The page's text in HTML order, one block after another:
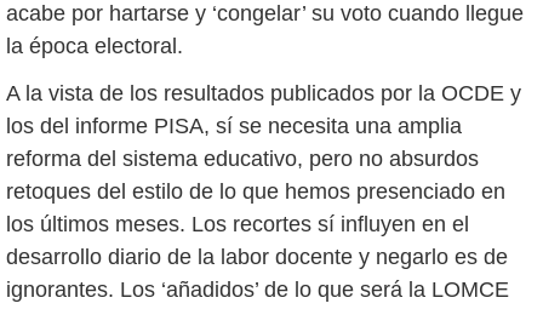
acabe por hartarse y ‘congelar’ su voto cuando llegue
la época electoral.
A la vista de los resultados publicados por la OCDE y
los del informe PISA, sí se necesita una amplia
reforma del sistema educativo, pero no absurdos
retoques del estilo de lo que hemos presenciado en
los últimos meses. Los recortes sí influyen en el
desarrollo diario de la labor docente y negarlo es de
ignorantes. Los ‘añadidos’ de lo que será la LOMCE